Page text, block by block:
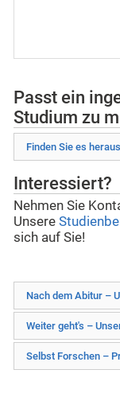
Passt ein
Studium zu
Finden Sie es
Interessiert?
Nehmen Sie
Unsere
sich auf Sie!
Nach dem Abitur –
Weiter geht's –
Selbst Forschen –